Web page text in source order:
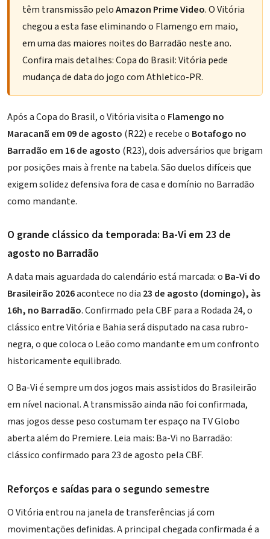
têm transmissão peloAmazon Prime Video. O Vitória
chegou a esta fase eliminando o Flamengo em maio,
em uma das maiores noites do Barradão neste ano.
Confira mais detalhes:Copa do Brasil: Vitória pede
mudança de data do jogo com Athletico-PR.
Após a Copa do Brasil, o Vitória visita o Flamengo no
Maracanã em 09 de agosto (R22) e recebe o Botafogo no
Barradão em 16 de agosto (R23), dois adversários que brigam
por posições mais à frente na tabela. São duelos difíceis que
exigem solidez defensiva fora de casa e domínio no Barradão
como mandante.
O grande clássico da temporada: Ba-Vi em 23 de
agosto no Barradão
A data mais aguardada do calendário está marcada: o Ba-Vi do
Brasileirão 2026acontece no dia 23 de agosto (domingo), às
16h, no Barradão. Confirmado pela CBF para a Rodada 24, o
clássico entre Vitória e Bahia será disputado na casa rubro-
negra, o que coloca o Leão como mandante em um confronto
historicamente equilibrado.
O Ba-Vi é sempre um dos jogos mais assistidos do Brasileirão
em nível nacional. A transmissão ainda não foi confirmada,
mas jogos desse peso costumam ter espaço na TV Globo
aberta além do Premiere. Leia mais: Ba-Vi no Barradão:
clássico confirmado para 23 de agosto pela CBF.
Reforços e saídas para o segundo semestre
O Vitória entrou na janela de transferências já com
movimentações definidas. A principal chegada confirmada é a